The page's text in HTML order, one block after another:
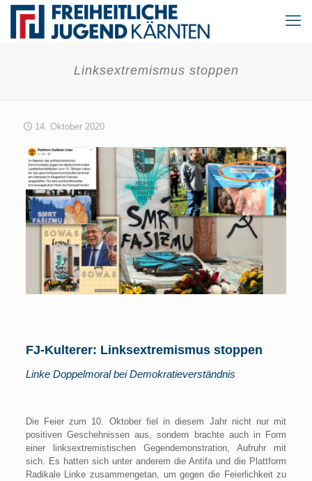
Linksextremismus stoppen
14. Oktober 2020
FJ-Kulterer: Linksextremismus stoppen
Linke Doppelmoral bei Demokratieverständnis
Die Feier zum 10. Oktober fiel in diesem Jahr nicht nur mit
positiven Geschehnissen aus, sondern brachte auch in Form
einer linksextremistischen Gegendemonstration, Aufruhr mit
sich. Es hatten sich unter anderem die Antifa und die Plattform
Radikale Linke zusammengetan, um gegen die Feierlichkeit zu